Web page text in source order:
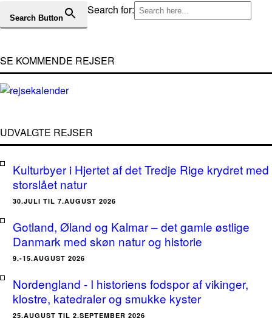
Search for:
Search Button
SE KOMMENDE REJSER
UDVALGTE REJSER
Kulturbyer i Hjertet af det Tredje Rige krydret med
storslået natur
30.JULI TIL 7.AUGUST 2026
Gotland, Øland og Kalmar – det gamle østlige
Danmark med skøn natur og historie
9.-15.AUGUST 2026
Nordengland - I historiens fodspor af vikinger,
klostre, katedraler og smukke kyster
25.AUGUST TIL 2.SEPTEMBER 2026